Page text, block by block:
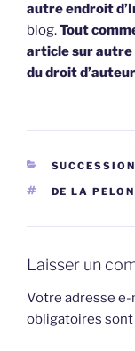
autre endroit
blog.Tout
article sur autre
du droit
CATÉGORIES
SUCCESSION
ÉTIQUETTES
DE LA
Laisser un
Votre adresse e-
obligatoires